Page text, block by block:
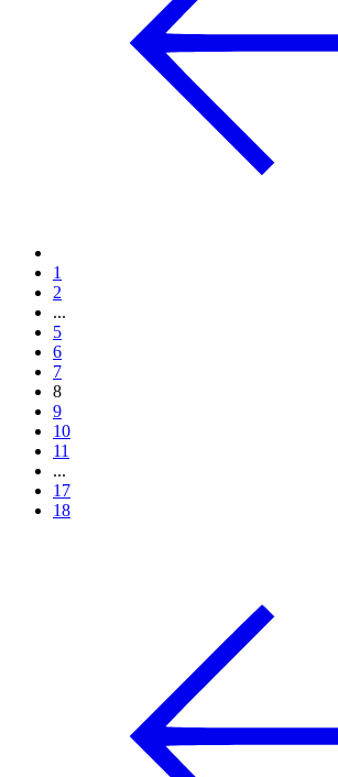
1
2
...
5
6
7
8
9
10
11
...
17
18